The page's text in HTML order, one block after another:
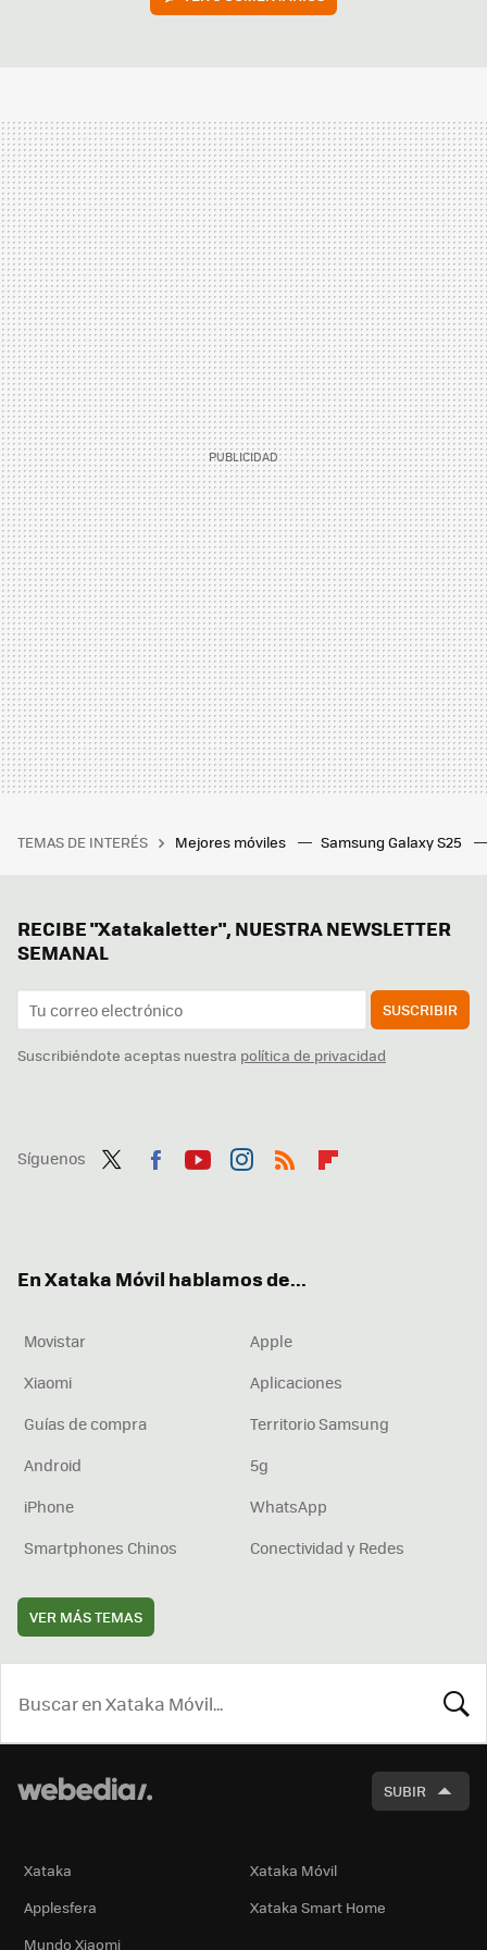
TEMAS DE INTERÉS Mejores móviles Samsung Galaxy S25
RECIBE "Xatakaletter", NUESTRA NEWSLETTER
SEMANAL
SUSCRIBIR
Suscribiéndote aceptas nuestra política de privacidad
Síguenos
En Xataka Móvil hablamos de...
Movistar
Apple
Xiaomi
Aplicaciones
Guías de compra
Territorio Samsung
Android
5g
iPhone
WhatsApp
Smartphones Chinos
Conectividad y Redes
VER MÁS TEMAS
SUBIR
Xataka
Xataka Móvil
Applesfera
Xataka Smart Home
Mundo Xiaomi